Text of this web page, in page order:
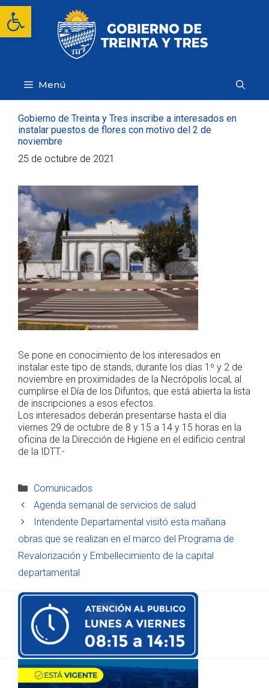
Abrir barra de herramientas
Saltar
contenido
Menú
Gobierno de Treinta y Tres inscribe a interesados en
instalar puestos de flores con motivo del 2 de
noviembre
25 de octubre de 2021
Se pone en conocimiento de los interesados en
instalar este tipo de stands, durante los días 1º y 2 de
noviembre en proximidades de la Necrópolis local, al
cumplirse el Día de los Difuntos, que está abierta la lista
de inscripciones a esos efectos.
Los interesados deberán presentarse hasta el día
viernes 29 de octubre de 8 y 15 a 14 y 15 horas en la
oficina de la Dirección de Higiene en el edificio central
de la IDTT.-
Categorías
Comunicados
Agenda semanal de servicios de salud
Intendente Departamental visitó esta mañana
obras que se realizan en el marco del Programa de
Revalorización y Embellecimiento de la capital
departamental